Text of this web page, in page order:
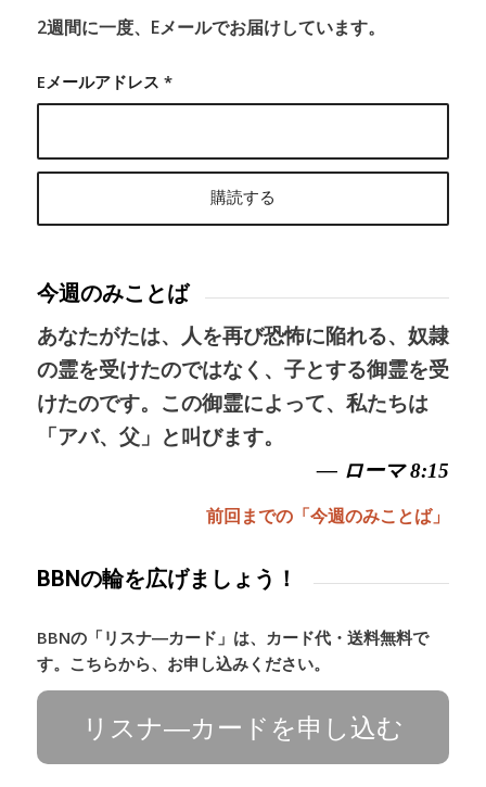
2週間に一度、Eメールでお届けしています。
Eメールアドレス *
今週のみことば
あなたがたは、人を再び恐怖に陥れる、奴隷
の霊を受けたのではなく、子とする御霊を受
けたのです。この御霊によって、私たちは
「アバ、父」と叫びます。
— ローマ 8:15
前回までの「今週のみことば」
BBNの輪を広げましょう！
BBNの「リスナ―カード」は、カード代・送料無料で
す。こちらから、お申し込みください。
リスナ―カードを申し込む